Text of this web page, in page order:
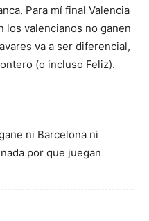
Para mí final Valencia
los valencianos no ganen
va a ser diferencial,
(o incluso Feliz).
ni Barcelona ni
por que juegan